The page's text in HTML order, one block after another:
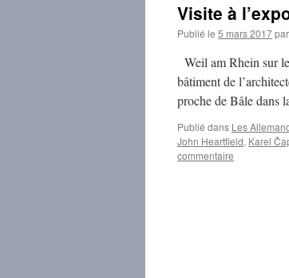
Visite à
Publié le 5 mars 2017par
Weil am Rhein sur
bâtiment de
proche de Bâle dans
Publié dans Les
John Heartfield, Karel
commentaire